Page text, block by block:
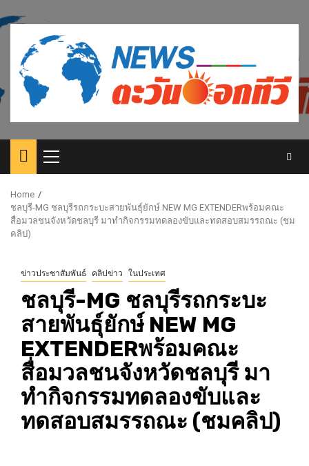
to
content
Primary
Menu
Home
ชลบุรี-MG ชลบุรีรถกระบะสายพันธุ์ยักษ์ NEW MG EXTENDERพร้อมคณะ
สื่อมวลชนจังหวัดชลบุรี มาทำกิจกรรมทดลองขับและทดสอบสมรรถณะ (ชม
คลิป)
ข่าวประชาสัมพันธ์ คลิปข่าว ในประเทศ
ชลบุรี-MG ชลบุรีรถกระบะ
สายพันธุ์ยักษ์ NEW MG
EXTENDERพร้อมคณะ
สื่อมวลชนจังหวัดชลบุรี มา
ทำกิจกรรมทดลองขับและ
ทดสอบสมรรถณะ (ชมคลิป)